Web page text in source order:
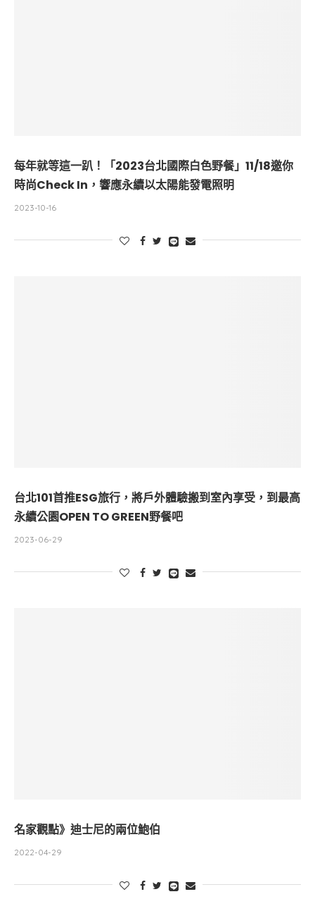
每年就等這一趴！「2023台北國際白色野餐」11/18邀你
時尚Check In，響應永續以太陽能發電照明
2023-10-16
台北101首推ESG旅行，將戶外體驗搬到室內享受，到最高
永續公園OPEN TO GREEN野餐吧
2023-06-29
名家觀點》迪士尼的兩位鮑伯
2022-04-29